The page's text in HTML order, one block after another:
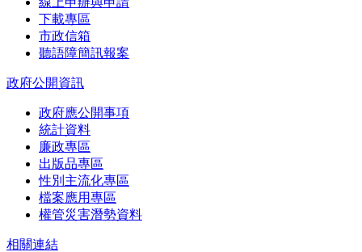
下載專區
市政信箱
聽語障簡訊報案
政府公開資訊
政府應公開事項
統計資料
廉政專區
出版品專區
性別主流化專區
檔案應用專區
權管災害潛勢資料
相關連結